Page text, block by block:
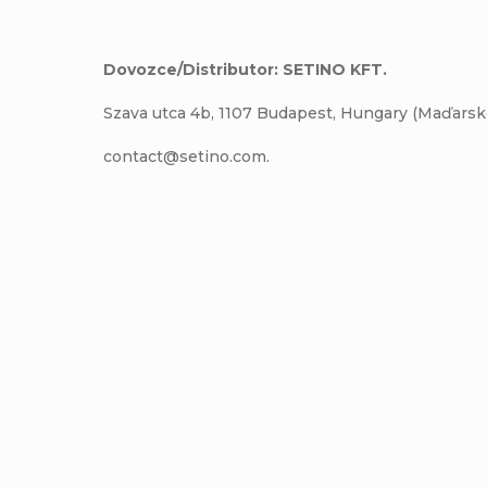
Dovozce/Distributor: SETINO KFT.
Szava utca 4b, 1107 Budapest, Hungary
contact@setino.com.